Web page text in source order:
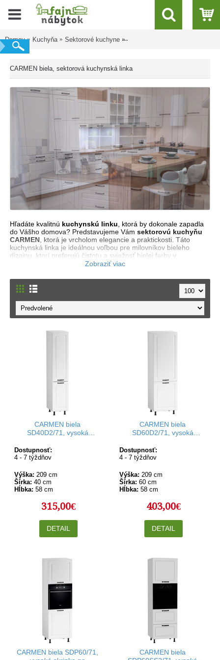
Domov Kuchyňa Sektorové kuchyne CARMEN biela, sektorová
CARMEN biela, sektorová kuchynská linka
Hľadáte kvalitnú kuchynskú linku , ktorá by dokonale zapadla
do Vášho domova? Predstavujeme Vám sektorovú kuchyňu
CARMEN , ktorá je vrcholom elegancie a praktickosti. Táto
kuchynská linka je ideálnou voľbou pre milovníkov bieleho
dizajnu, ktorí preferujú čistotu a sviežosť bielej farby v
kombinácii s teplými tónmi dreva. Kuchyňa CARMEN patrí medzi
nadčasovosti veľmi obľúbené a ľahko sa kombinujú s rôznymi
štýlmi interiéru.
Biele kuchyne s drevom, pridávajú do interiéru pocit tepla a
pohodlia. Drevené prvky vytvárajú príjemný kontrast s bielou
farbou, čo dodáva kuchyni jedinečný charakter a útulnosť. Táto
každodennom používaní.
a bezproblémové uzatváranie. Nožičky na dolných skrinkách si
zaručujú nielen moderný dizajn, ale aj dlhodobú odolnosť a
CARMEN biela
SD40D2/71, vysoká
výške 209 cm
Dostupnosť:
4 - 7 týždňov
Výška: 209 cm
Šírka: 40 cm
Hĺbka: 58 cm
315,00€
DETAIL
CARMEN biela
SD60D2/71, vysoká
výške 209 cm
Dostupnosť:
4 - 7 týždňov
Výška: 209 cm
Šírka: 60 cm
Hĺbka: 58 cm
403,00€
DETAIL
CARMEN biela SDP60/71,
CARMEN biela